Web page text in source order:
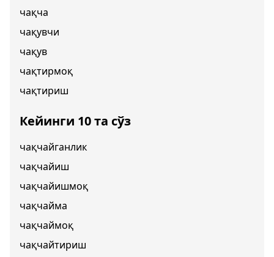
чақча
чақувчи
чақув
чақтирмоқ
чақтириш
Кейинги 10 та сўз
чақчайганлик
чақчайиш
чақчайишмоқ
чақчайма
чақчаймоқ
чақчайтириш